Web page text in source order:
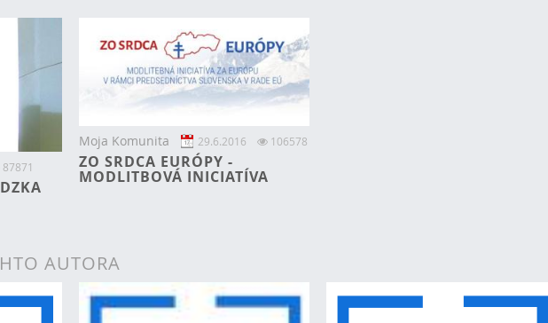
87871
Moja Komunita 29.6.2016 106578
ZO SRDCA EURÓPY -
MODLITBOVÁ INICIATÍVA
AUTORA